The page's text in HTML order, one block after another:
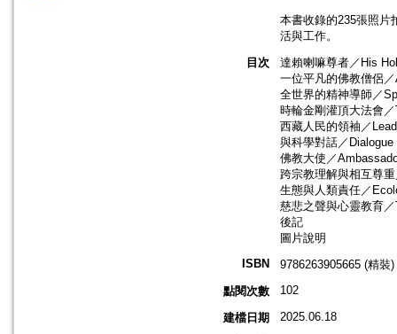
本書收錄的235張照片
活與工作。
目次
達賴喇嘛尊者／His
一位平凡的佛教僧侶
全世界的精神導師／
時輪金剛灌頂大法會
西藏人民的領袖／
與科學對話／
佛教大使／
跨宗教理解與相互尊
生態與人類責任／
慈悲之聲與心靈教育
後記
圖片說明
ISBN
9786263905665 (精裝)
點閱次數
102
建檔日期 2025.06.18